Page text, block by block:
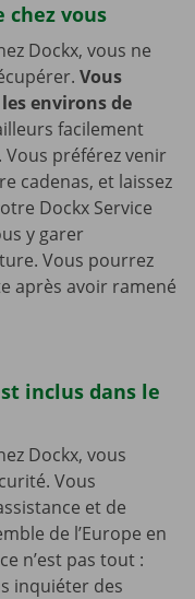
chez vous
Dockx, vous ne
Vous
environs de
facilement
préférez venir
cadenas, et laissez
Dockx Service
y garer
Vous pourrez
après avoir ramené
inclus dans le
Dockx, vous
Vous
et de
de l’Europe en
n’est pas tout :
inquiéter des